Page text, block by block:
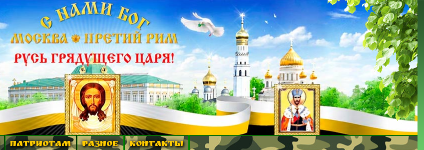
ПАТРИОТАМ РАЗНОЕ КОНТАКТЫ